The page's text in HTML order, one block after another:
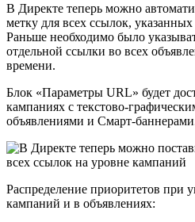
В Директе теперь можно
метку для всех ссылок,
Раньше необходимо было
отдельной ссылки во всех
времени.
Блок «Параметры URL» будет
кампаниях с текстово-
объявлениями и Смарт-
Распределение приоритетов при
кампаний и в объявлениях: